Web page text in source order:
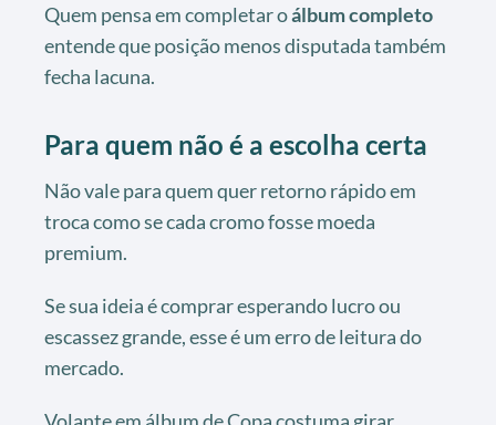
Quem pensa em completar oálbum completo
entende que posição menos disputada também
fecha lacuna.
Para quem não é a escolha certa
Não vale para quem quer retorno rápido em
troca como se cada cromo fosse moeda
premium.
Se sua ideia é comprar esperando lucro ou
escassez grande, esse é um erro de leitura do
mercado.